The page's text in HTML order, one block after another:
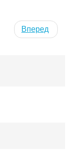
Вперед